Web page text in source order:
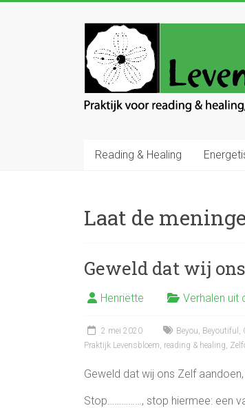
Levensbloem
Praktijk
voor
reading
Reading & Healing
Laat de
Geweld dat wij
Henriëtte Verhalen uit
2 mei 2020 Beyou, Beyoutiful ,
Praktijk Levensbloem, reading & healing,
Geweld dat wij ons Zelf
Stop……………, stop hiermee: een